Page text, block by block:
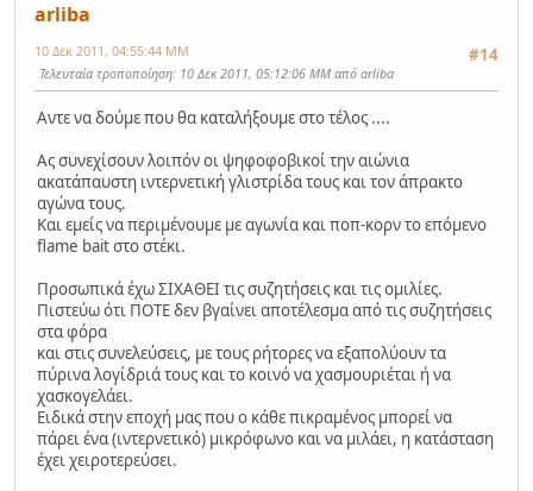
arliba
#14
10 Δεκ 2011, 04:55:44 ΜΜ
Τελευταία τροποποίηση: 10 Δεκ 2011, 05:12:06 ΜΜ από arliba
Aντε να δούμε που θα καταλήξουμε στο τέλος ....
Ας συνεχίσουν λοιπόν οι ψηφοφοβικοί την αιώνια
ακατάπαυστη ιντερνετική γλιστρίδα τους και τον άπρακτο
αγώνα τους.
Και εμείς να περιμένουμε με αγωνία και ποπ-κορν το επόμενο
flame bait στο στέκι.
Προσωπικά έχω ΣΙΧΑΘΕΙ τις συζητήσεις και τις ομιλίες.
Πιστεύω ότι ΠΟΤΕ δεν βγαίνει αποτέλεσμα από τις συζητήσεις
στα φόρα
και στις συνελεύσεις, με τους ρήτορες να εξαπολύουν τα
πύρινα λογίδριά τους και το κοινό να χασμουριέται ή να
χασκογελάει.
Ειδικά στην εποχή μας που ο κάθε πικραμένος μπορεί να
πάρει ένα (ιντερνετικό) μικρόφωνο και να μιλάει, η κατάσταση
έχει χειροτερεύσει.